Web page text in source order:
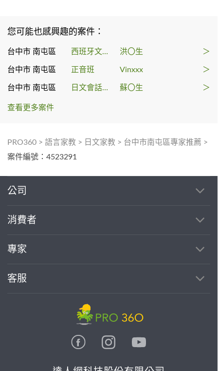
您可能也感興趣的案件：
台中市 南屯區 西班牙文學習 洪〇生 ＞
台中市 南屯區 正音班 Vinxxx ＞
台中市 南屯區 日文會話課程 蘇〇生 ＞
查看更多案件
PRO360 > 語言家教 > 日文家教 > 台中市南屯區專家推薦 >
案件編號：4523291
公司
消費者
專家
客服